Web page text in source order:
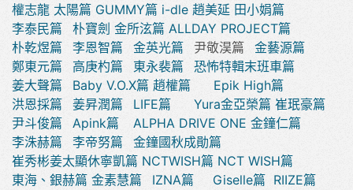
權志龍 太陽篇 GUMMY篇 i-dle 趙美延 田小娟篇
李泰民篇
朴寶劍 金所泫篇 ALLDAY PROJECT篇
朴乾煜篇
李恩智篇 金英光篇 尹敬淏篇
金藝源篇
鄭東元篇
高庚杓篇 東永裴篇
恐怖特輯末班車篇
姜大聲篇
Baby V.O.X篇 趙權篇
Epik High篇
洪恩採篇
姜昇潤篇 LIFE篇 Yura金亞榮篇 崔珉豪篇
尹斗俊篇
Apink篇 ALPHA DRIVE ONE 金鐘仁篇
李洙赫篇
李帝努篇
金鐘國秋成勛篇
崔秀彬姜太顯休寧凱篇 NCTWISH篇 NCT WISH篇
東海、銀赫篇 金素慧篇 IZNA篇 Giselle篇 RIIZE篇